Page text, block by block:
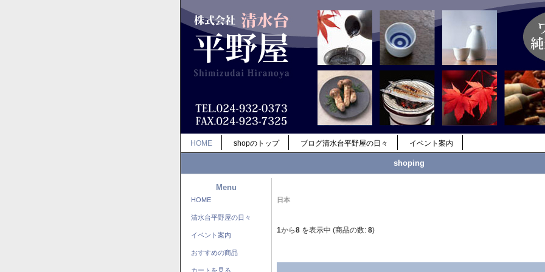
HOME shopのトップ ブログ清水台平野屋の日々 イベント案内
shoping
Menu
HOME
清水台平野屋の日々
イベント案内
おすすめの商品
カートを見る
日本
1から8 を表示中 (商品の数: 8)